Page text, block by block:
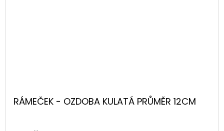
RÁMEČEK - OZDOBA KULATÁ PRŮMĚR 12CM